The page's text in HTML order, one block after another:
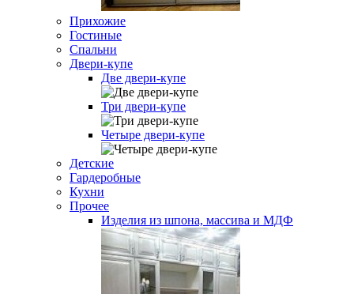
Прихожие
Гостиные
Спальни
Двери-купе
Две двери-купе
Три двери-купе
Четыре двери-купе
Детские
Гардеробные
Кухни
Прочее
Изделия из шпона, массива и МДФ